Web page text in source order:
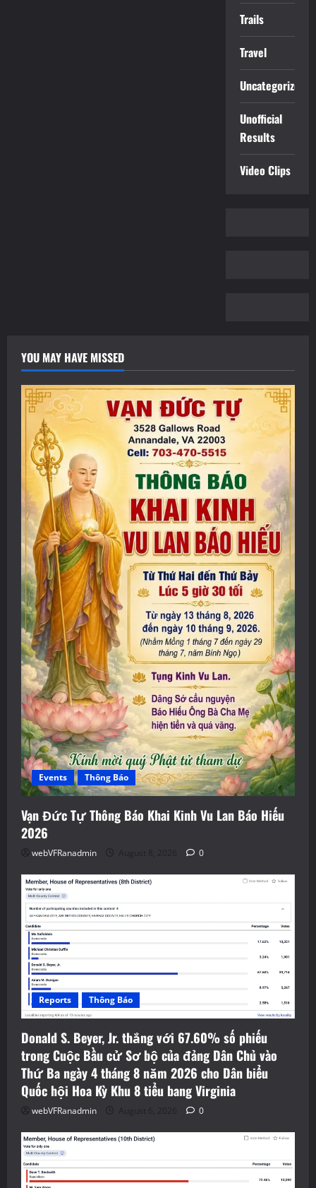
Trails
Travel
Uncategorized
Unofficial
Results
Video Clips
YOU MAY HAVE MISSED
Events Thông Báo
Vạn Đức Tự Thông Báo Khai Kinh Vu Lan Báo Hiếu
2026
webVFRanadmin August 8, 2026 0
Reports Thông Báo
Donald S. Beyer, Jr. thắng với 67.60% số phiếu
trong Cuộc Bầu cử Sơ bộ của đảng Dân Chủ vào
Thứ Ba ngày 4 tháng 8 năm 2026 cho Dân biểu
Quốc hội Hoa Kỳ Khu 8 tiểu bang Virginia
webVFRanadmin August 6, 2026 0